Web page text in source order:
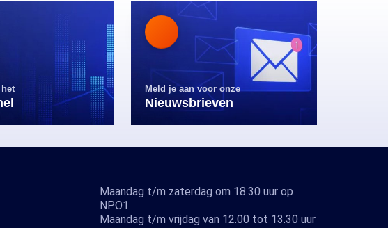
het Meld je aan voor onze
Nieuwsbrieven
Maandag t/m zaterdag om 18.30 uur op
NPO1
Maandag t/m vrijdag van 12.00 tot 13.30 uur